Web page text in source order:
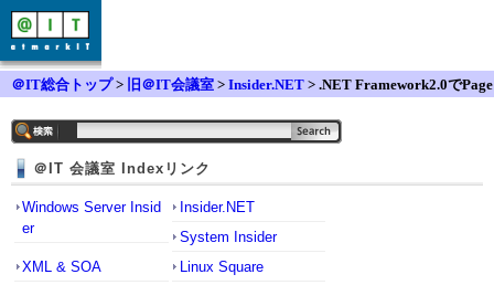
＠IT総合トップ> 旧＠IT会議室 > Insider.NET > .NET Framework2.0でPage
＠IT 会議室 Indexリンク
Windows Server Insid
er
Insider.NET
System Insider
XML & SOA
Linux Square